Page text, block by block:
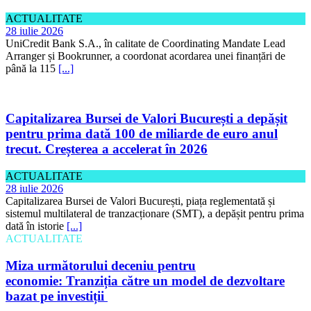
ACTUALITATE
28 iulie 2026
UniCredit Bank S.A., în calitate de Coordinating Mandate Lead
Arranger și Bookrunner, a coordonat acordarea unei finanțări de
până la 115 [...]
Capitalizarea Bursei de Valori București a depășit
pentru prima dată 100 de miliarde de euro anul
trecut. Creșterea a accelerat în 2026
ACTUALITATE
28 iulie 2026
Capitalizarea Bursei de Valori București, piața reglementată și
sistemul multilateral de tranzacționare (SMT), a depășit pentru prima
dată în istorie [...]
ACTUALITATE
Miza următorului deceniu pentru
economie: Tranziția către un model de dezvoltare
bazat pe investiții